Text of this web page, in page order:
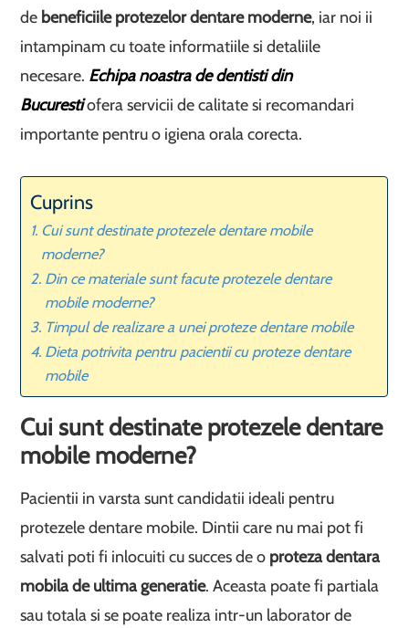
de beneficiile protezelor dentare moderne, iar noi ii
intampinam cu toate informatiile si detaliile
necesare. Echipa noastra de dentisti din
Bucurestiofera servicii de calitate si recomandari
importante pentru o igiena orala corecta.
Cuprins
Cui sunt destinate protezele dentare mobile
moderne?
Din ce materiale sunt facute protezele dentare
mobile moderne?
Timpul de realizare a unei proteze dentare mobile
Dieta potrivita pentru pacientii cu proteze dentare
mobile
Cui sunt destinate protezele dentare
mobile moderne?
Pacientii in varsta sunt candidatii ideali pentru
protezele dentare mobile. Dintii care nu mai pot fi
salvati poti fi inlocuiti cu succes de o proteza dentara
mobila de ultima generatie. Aceasta poate fi partiala
sau totala si se poate realiza intr-un laborator de